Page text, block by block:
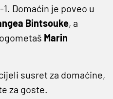
1. Domaćin je poveo u
Bintsouke, a
Marin
susret za domaćine,
za goste.